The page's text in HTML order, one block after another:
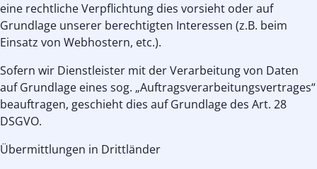
eine rechtliche Verpflichtung dies vorsieht oder auf
Grundlage unserer berechtigten Interessen (z.B. beim
Einsatz von Webhostern, etc.).
Sofern wir Dienstleister mit der Verarbeitung von Daten
auf Grundlage eines sog. „Auftragsverarbeitungsvertrages“
beauftragen, geschieht dies auf Grundlage des Art. 28
DSGVO.
Übermittlungen in Drittländer